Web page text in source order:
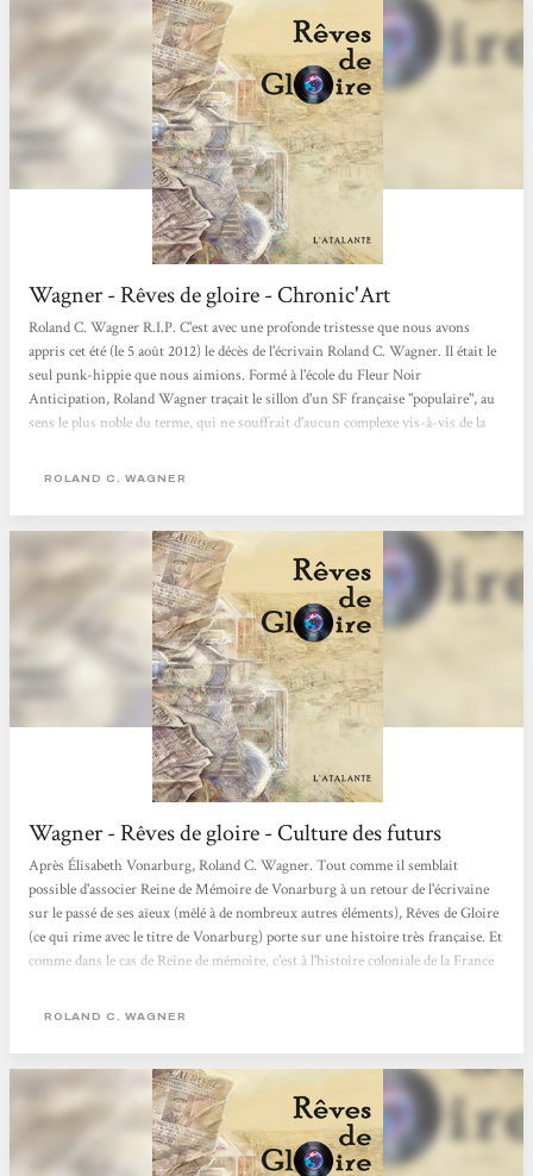
Wagner - Rêves de gloire - Chronic'Art
Roland C. Wagner R.I.P. C'est avec une profonde tristesse que nous avons
appris cet été (le 5 août 2012) le décès de l'écrivain Roland C. Wagner. Il était le
seul punk-hippie que nous aimions. Formé à l'école du Fleur Noir
Anticipation, Roland Wagner traçait le sillon d'un SF française "populaire", au
sens le plus noble du terme, qui ne souffrait d'aucun complexe vis-à-vis de la
(plus de cent nouvelles, une cinquantaine de romans et de traductions en
ROLAND C. WAGNER
Wagner - Rêves de gloire - Culture des futurs
Après Élisabeth Vonarburg, Roland C. Wagner. Tout comme il semblait
possible d'associer Reine de Mémoire de Vonarburg à un retour de l'écrivaine
sur le passé de ses aïeux (mêlé à de nombreux autres éléments), Rêves de Gloire
(ce qui rime avec le titre de Vonarburg) porte sur une histoire très française. Et
comme dans le cas de Reine de mémoire, c'est à l'histoire coloniale de la France
dans tous les sens du mot. Ni l'un ni l'autre ne prétendent réhabiliter l'empire
ROLAND C. WAGNER